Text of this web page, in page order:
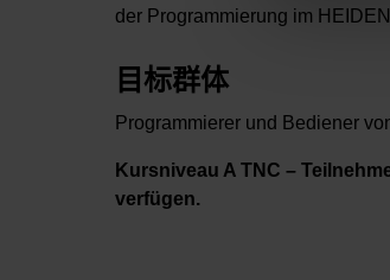
der Programmierung im
目标群体
Programmierer und Bediener
Kursniveau A TNC –
verfügen.